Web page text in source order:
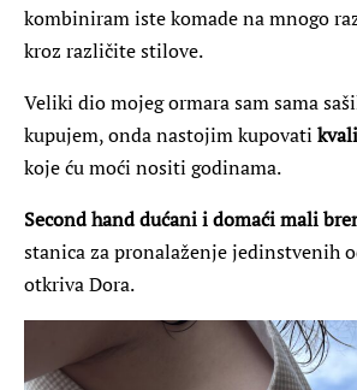
kombiniram iste komade na mnogo
kroz različite stilove.
Veliki dio mojeg ormara sam sama
kupujem, onda nastojim kupovati
koje ću moći nositi godinama.
Second hand dućani i domaći mali
stanica za pronalaženje jedinstvenih
otkriva Dora.